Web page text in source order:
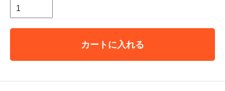
カートに入れる